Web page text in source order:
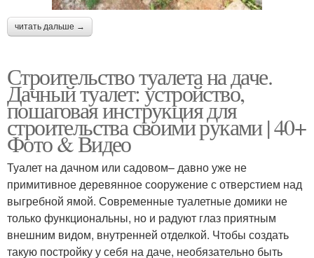
читать дальше →
Строительство туалета на даче.
Дачный туалет: устройство,
пошаговая инструкция для
строительства своими руками | 40+
Фото & Видео
Туалет на дачном или садовом– давно уже не
примитивное деревянное сооружение с отверстием над
выгребной ямой. Современные туалетные домики не
только функциональны, но и радуют глаз приятным
внешним видом, внутренней отделкой. Чтобы создать
такую постройку у себя на даче, необязательно быть